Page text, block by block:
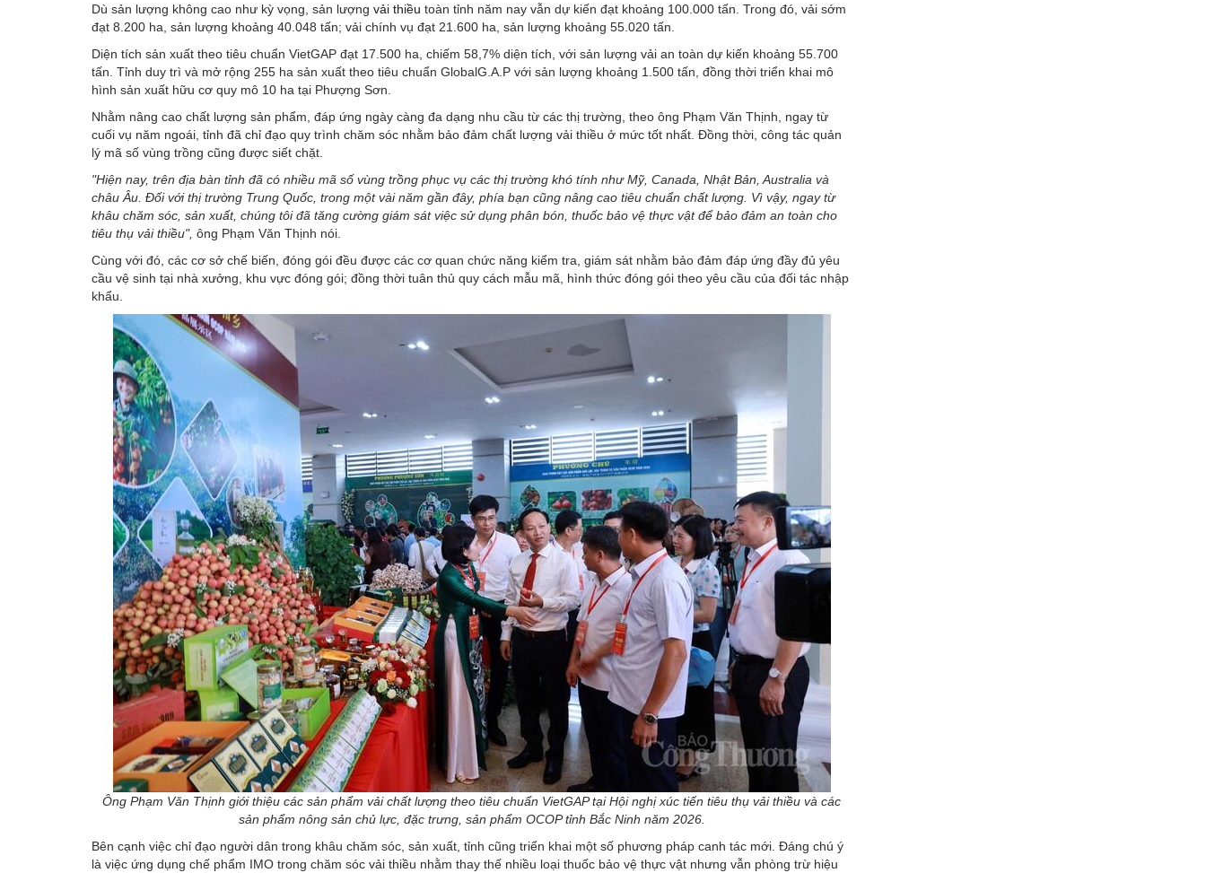
Dù sản lượng không cao như kỳ vọng, sản lượng vải thiều toàn tỉnh năm nay vẫn dự kiến đạt khoảng 100.000 tấn. Trong đó, vải sớm
đạt 8.200 ha, sản lượng khoảng 40.048 tấn; vải chính vụ đạt 21.600 ha, sản lượng khoảng 55.020 tấn.
Diện tích sản xuất theo tiêu chuẩn VietGAP đạt 17.500 ha, chiếm 58,7% diện tích, với sản lượng vải an toàn dự kiến khoảng 55.700
tấn. Tỉnh duy trì và mở rộng 255 ha sản xuất theo tiêu chuẩn GlobalG.A.P với sản lượng khoảng 1.500 tấn, đồng thời triển khai mô
hình sản xuất hữu cơ quy mô 10 ha tại Phượng Sơn.
Nhằm nâng cao chất lượng sản phẩm, đáp ứng ngày càng đa dạng nhu cầu từ các thị trường, theo ông Phạm Văn Thịnh, ngay từ
cuối vụ năm ngoái, tỉnh đã chỉ đạo quy trình chăm sóc nhằm bảo đảm chất lượng vải thiều ở mức tốt nhất. Đồng thời, công tác quản
lý mã số vùng trồng cũng được siết chặt.
"Hiện nay, trên địa bàn tỉnh đã có nhiều mã số vùng trồng phục vụ các thị trường khó tính như Mỹ, Canada, Nhật Bản, Australia và
châu Âu. Đối với thị trường Trung Quốc, trong một vài năm gần đây, phía bạn cũng nâng cao tiêu chuẩn chất lượng. Vì vậy, ngay từ
khâu chăm sóc, sản xuất, chúng tôi đã tăng cường giám sát việc sử dụng phân bón, thuốc bảo vệ thực vật để bảo đảm an toàn cho
tiêu thụ vải thiều", ông Phạm Văn Thịnh nói.
Cùng với đó, các cơ sở chế biến, đóng gói đều được các cơ quan chức năng kiểm tra, giám sát nhằm bảo đảm đáp ứng đầy đủ yêu
cầu vệ sinh tại nhà xưởng, khu vực đóng gói; đồng thời tuân thủ quy cách mẫu mã, hình thức đóng gói theo yêu cầu của đối tác nhập
khẩu.
Ông Phạm Văn Thịnh giới thiệu các sản phẩm vải chất lượng theo tiêu chuẩn VietGAP tại Hội nghị xúc tiến tiêu thụ vải thiều và các
sản phẩm nông sản chủ lực, đặc trưng, sản phẩm OCOP tỉnh Bắc Ninh năm 2026.
Bên cạnh việc chỉ đạo người dân trong khâu chăm sóc, sản xuất, tỉnh cũng triển khai một số phương pháp canh tác mới. Đáng chú ý
là việc ứng dụng chế phẩm IMO trong chăm sóc vải thiều nhằm thay thế nhiều loại thuốc bảo vệ thực vật nhưng vẫn phòng trừ hiệu